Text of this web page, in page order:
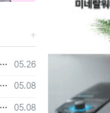
등록일
05.26
등록일
05.08
등록일
05.08